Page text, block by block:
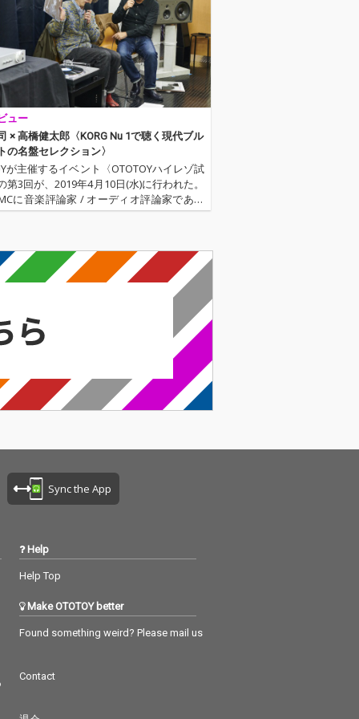
ュー
× 高橋健太郎〈KORG Nu 1で聴く現代ブル
の名盤セレクション〉
が主催するイベント〈OTOTOYハイレゾ試
第3回が、2019年4月10日(水)に行われた。
に音楽評論家 / オーディオ評論家である
郎、今回はゲストに『ステレオ・サウン
Sync the App
Help
Help Top
Make OTOTOY better
Found something weird? Please mail us
Contact